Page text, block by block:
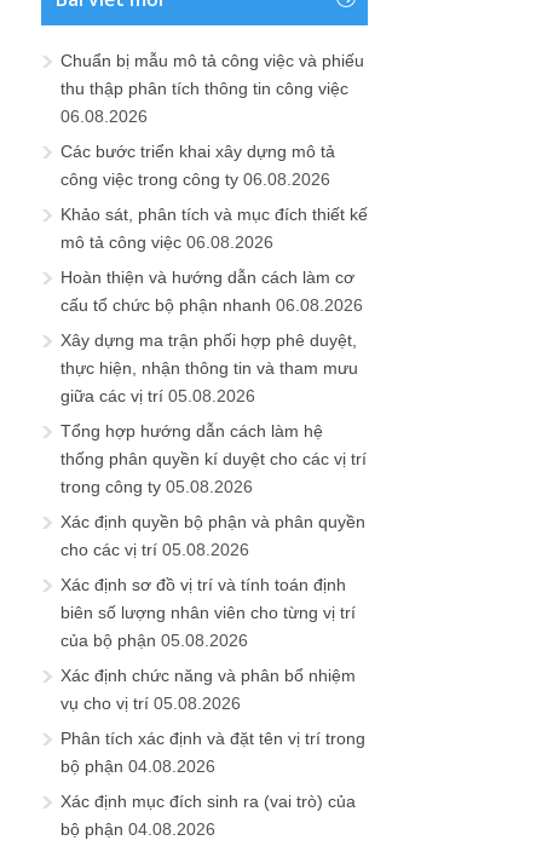
Chuẩn bị mẫu mô tả công việc và phiếu
thu thập phân tích thông tin công việc
06.08.2026
Các bước triển khai xây dựng mô tả
công việc trong công ty 06.08.2026
Khảo sát, phân tích và mục đích thiết kế
mô tả công việc 06.08.2026
Hoàn thiện và hướng dẫn cách làm cơ
cấu tổ chức bộ phận nhanh 06.08.2026
Xây dựng ma trận phối hợp phê duyệt,
thực hiện, nhận thông tin và tham mưu
giữa các vị trí 05.08.2026
Tổng hợp hướng dẫn cách làm hệ
thống phân quyền kí duyệt cho các vị trí
trong công ty 05.08.2026
Xác định quyền bộ phận và phân quyền
cho các vị trí 05.08.2026
Xác định sơ đồ vị trí và tính toán định
biên số lượng nhân viên cho từng vị trí
của bộ phận 05.08.2026
Xác định chức năng và phân bổ nhiệm
vụ cho vị trí 05.08.2026
Phân tích xác định và đặt tên vị trí trong
bộ phận 04.08.2026
Xác định mục đích sinh ra (vai trò) của
bộ phận 04.08.2026